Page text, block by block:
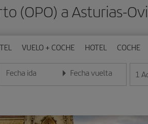
(OPO) a Asturias-
VUELO + COCHE HOTEL COCHE
Fecha ida
Introduce la fecha en formato día/mes/año
Fecha vuelta
Introduce la fecha en 1